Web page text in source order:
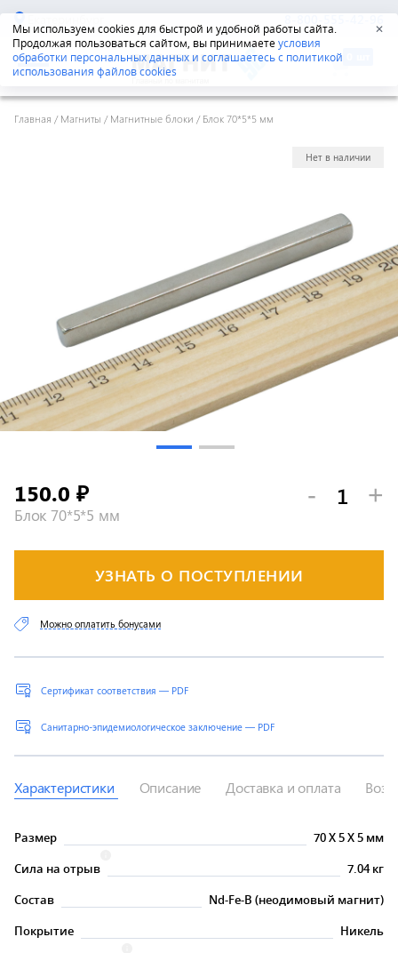
Мы используем cookies для быстрой и удобной работы сайта.
Продолжая пользоваться сайтом, вы принимаетеусловия
обработки персональных данных и соглашаетесь с политикой
использования файлов cookies
✕
Екатеринбург 8-800-555-42-96
Главная /Магниты /Магнитные блоки /Блок 70*5*5 мм
Нет в наличии
Блок 70*5*5 мм
150.0 ₽ - +
УЗНАТЬ О ПОСТУПЛЕНИИ
Сертификат соответствия — PDF
Санитарно-эпидемиологическое заключение — PDF
Можно оплатить бонусами
Характеристики Описание Доставка и оплата
Размер 70X5X5 мм
Сила на отрыв
7.04 кг
Состав
Nd-Fe-B (неодимовый магнит)
Покрытие
Никель